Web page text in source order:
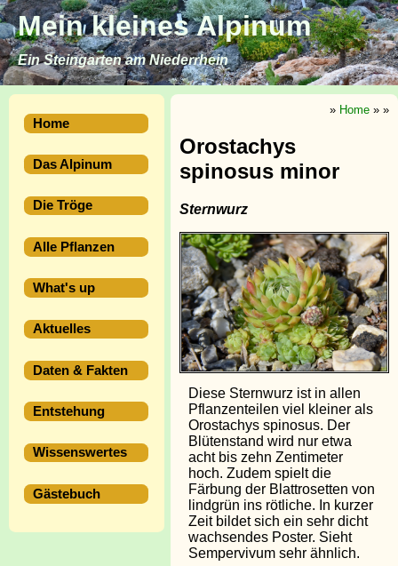
Mein kleines Alpinum
Ein Steingarten am Niederrhein
Home
Das Alpinum
Die Tröge
Alle Pflanzen
What's up
Aktuelles
Daten & Fakten
Entstehung
Wissenswertes
Gästebuch
» Home » »
Orostachys
spinosus minor
Sternwurz
Diese Sternwurz ist in allen
Pflanzenteilen viel kleiner als
Orostachys spinosus. Der
Blütenstand wird nur etwa
acht bis zehn Zentimeter
hoch. Zudem spielt die
Färbung der Blattrosetten von
lindgrün ins rötliche. In kurzer
Zeit bildet sich ein sehr dicht
wachsendes Poster. Sieht
Sempervivum sehr ähnlich.